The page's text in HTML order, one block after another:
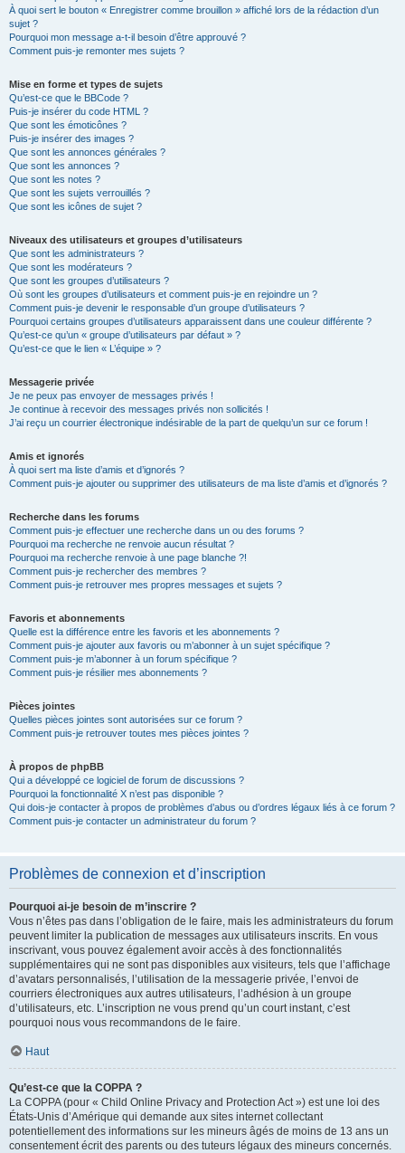
À quoi sert le bouton « Enregistrer comme brouillon » affiché lors de la rédaction d’un
sujet ?
Pourquoi mon message a-t-il besoin d’être approuvé ?
Comment puis-je remonter mes sujets ?
Mise en forme et types de sujets
Qu’est-ce que le BBCode ?
Puis-je insérer du code HTML ?
Que sont les émoticônes ?
Puis-je insérer des images ?
Que sont les annonces générales ?
Que sont les annonces ?
Que sont les notes ?
Que sont les sujets verrouillés ?
Que sont les icônes de sujet ?
Niveaux des utilisateurs et groupes d’utilisateurs
Que sont les administrateurs ?
Que sont les modérateurs ?
Que sont les groupes d’utilisateurs ?
Où sont les groupes d’utilisateurs et comment puis-je en rejoindre un ?
Comment puis-je devenir le responsable d’un groupe d’utilisateurs ?
Pourquoi certains groupes d’utilisateurs apparaissent dans une couleur différente ?
Qu’est-ce qu’un « groupe d’utilisateurs par défaut » ?
Qu’est-ce que le lien « L’équipe » ?
Messagerie privée
Je ne peux pas envoyer de messages privés !
Je continue à recevoir des messages privés non sollicités !
J’ai reçu un courrier électronique indésirable de la part de quelqu’un sur ce forum !
Amis et ignorés
À quoi sert ma liste d’amis et d’ignorés ?
Comment puis-je ajouter ou supprimer des utilisateurs de ma liste d’amis et d’ignorés ?
Recherche dans les forums
Comment puis-je effectuer une recherche dans un ou des forums ?
Pourquoi ma recherche ne renvoie aucun résultat ?
Pourquoi ma recherche renvoie à une page blanche ?!
Comment puis-je rechercher des membres ?
Comment puis-je retrouver mes propres messages et sujets ?
Favoris et abonnements
Quelle est la différence entre les favoris et les abonnements ?
Comment puis-je ajouter aux favoris ou m’abonner à un sujet spécifique ?
Comment puis-je m’abonner à un forum spécifique ?
Comment puis-je résilier mes abonnements ?
Pièces jointes
Quelles pièces jointes sont autorisées sur ce forum ?
Comment puis-je retrouver toutes mes pièces jointes ?
À propos de phpBB
Qui a développé ce logiciel de forum de discussions ?
Pourquoi la fonctionnalité X n’est pas disponible ?
Qui dois-je contacter à propos de problèmes d’abus ou d’ordres légaux liés à ce forum ?
Comment puis-je contacter un administrateur du forum ?
Problèmes de connexion et d’inscription
Pourquoi ai-je besoin de m’inscrire ?
Vous n’êtes pas dans l’obligation de le faire, mais les administrateurs du forum
peuvent limiter la publication de messages aux utilisateurs inscrits. En vous
inscrivant, vous pouvez également avoir accès à des fonctionnalités
supplémentaires qui ne sont pas disponibles aux visiteurs, tels que l’affichage
d’avatars personnalisés, l’utilisation de la messagerie privée, l’envoi de
courriers électroniques aux autres utilisateurs, l’adhésion à un groupe
d’utilisateurs, etc. L’inscription ne vous prend qu’un court instant, c’est
pourquoi nous vous recommandons de le faire.
Haut
Qu’est-ce que la COPPA ?
La COPPA (pour « Child Online Privacy and Protection Act ») est une loi des
États-Unis d’Amérique qui demande aux sites internet collectant
potentiellement des informations sur les mineurs âgés de moins de 13 ans un
consentement écrit des parents ou des tuteurs légaux des mineurs concernés.